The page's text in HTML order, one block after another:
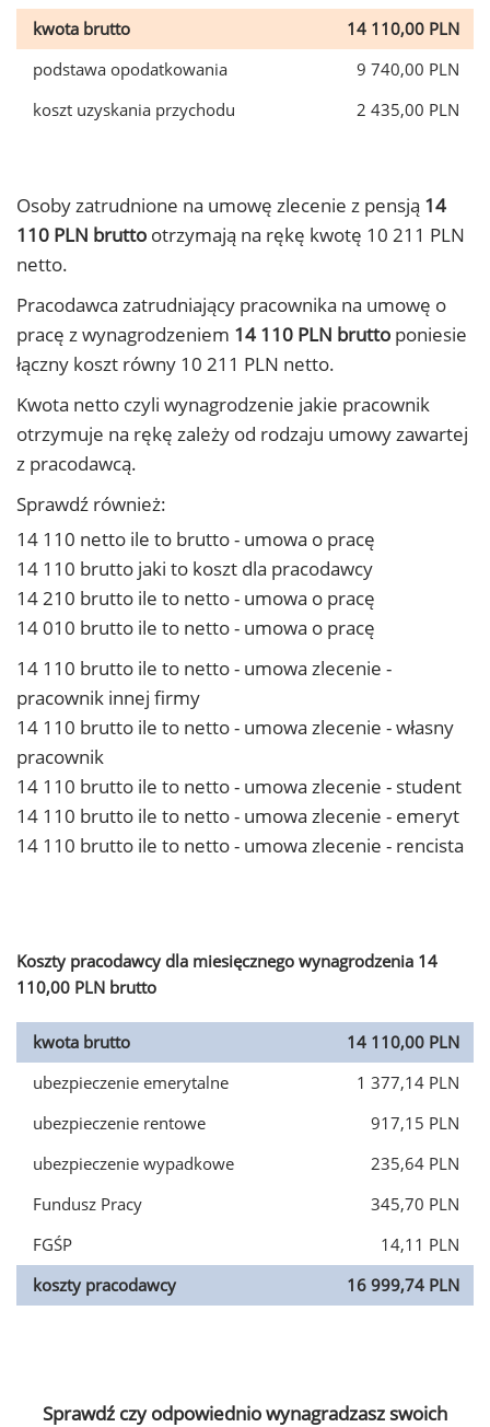
kwota brutto
14 110,00 PLN
podstawa opodatkowania
9 740,00 PLN
koszt uzyskania przychodu
2 435,00 PLN
Osoby zatrudnione na umowę zlecenie z pensją 14
110 PLN brutto otrzymają na rękę kwotę 10 211 PLN
netto.
Pracodawca zatrudniający pracownika na umowę o
pracę z wynagrodzeniem 14 110 PLN brutto poniesie
łączny koszt równy 10 211 PLN netto.
Kwota netto czyli wynagrodzenie jakie pracownik
otrzymuje na rękę zależy od rodzaju umowy zawartej
z pracodawcą.
Sprawdź również:
14 110 netto ile to brutto - umowa o pracę
14 110 brutto jaki to koszt dla pracodawcy
14 210 brutto ile to netto - umowa o pracę
14 010 brutto ile to netto - umowa o pracę
14 110 brutto ile to netto - umowa zlecenie -
pracownik innej firmy
14 110 brutto ile to netto - umowa zlecenie - własny
pracownik
14 110 brutto ile to netto - umowa zlecenie - student
14 110 brutto ile to netto - umowa zlecenie - emeryt
14 110 brutto ile to netto - umowa zlecenie - rencista
Koszty pracodawcy dla miesięcznego wynagrodzenia 14
110,00 PLN brutto
kwota brutto
14 110,00 PLN
ubezpieczenie emerytalne
1 377,14 PLN
ubezpieczenie rentowe
917,15 PLN
ubezpieczenie wypadkowe
235,64 PLN
Fundusz Pracy
345,70 PLN
FGŚP
14,11 PLN
koszty pracodawcy
16 999,74 PLN
Sprawdź czy odpowiednio wynagradzasz swoich